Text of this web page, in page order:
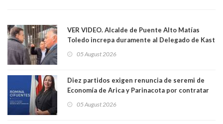
VER VIDEO. Alcalde de Puente Alto Matías
Toledo increpa duramente al Delegado de Kast
delegado nuevamente arrancando"
05 August 2026
Diez partidos exigen renuncia de seremi de
Economía de Arica y Parinacota por contratar
una militante de RN, detenida con 47 kilos de
05 August 2026